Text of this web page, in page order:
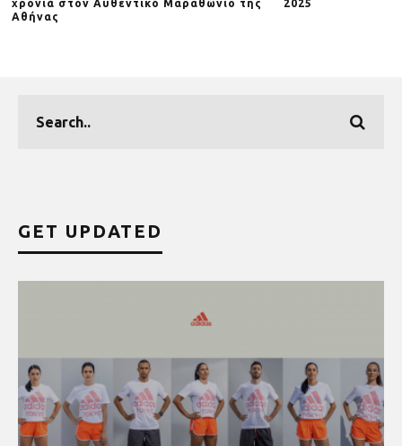
χρονιά στον Αυθεντικό Μαραθώνιο της
Αθήνας
2025
GET UPDATED